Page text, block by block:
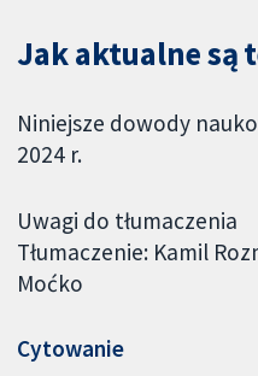
Jak aktualne są
Niniejsze dowody
2024 r.
Uwagi do tłumaczenia
Tłumaczenie: Kamil
Moćko
Cytowanie